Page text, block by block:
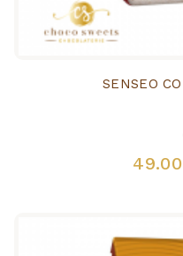
SENSEO